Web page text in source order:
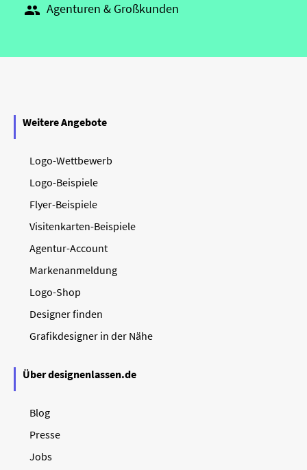
 Agenturen & Großkunden
Weitere Angebote
Logo-Wettbewerb
Logo-Beispiele
Flyer-Beispiele
Visitenkarten-Beispiele
Agentur-Account
Markenanmeldung
Logo-Shop
Designer finden
Grafikdesigner in der Nähe
Über designenlassen.de
Blog
Presse
Jobs